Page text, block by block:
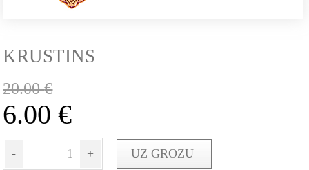
KRUSTINS
20.00€
6.00€
- + UZ GROZU